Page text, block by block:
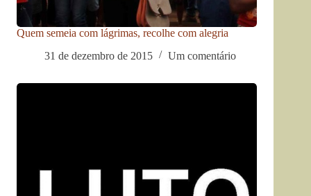
Quem semeia com lágrimas, recolhe com alegria
31 de dezembro de 2015
Um comentário